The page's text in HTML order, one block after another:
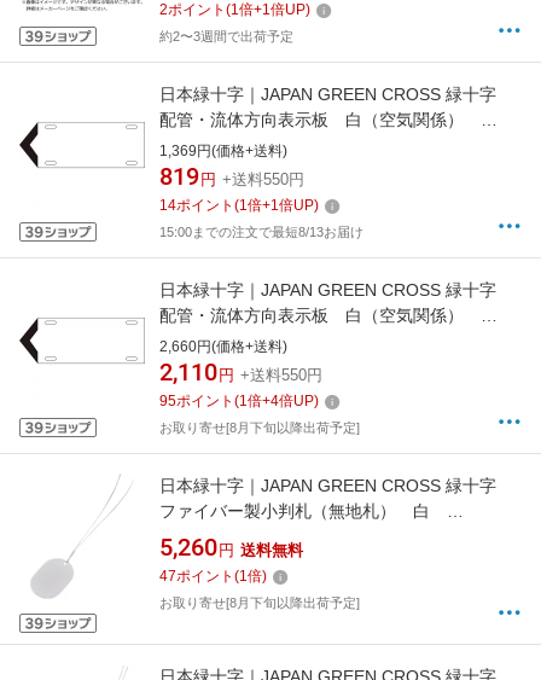
2ポイント (1倍+1倍UP)
約2〜3週間で出荷予定
日本緑十字｜JAPAN GREEN CROSS 緑十字
配管・流体方向表示板 白（空気関係）
80×210mm 軟硬質エンビ 174301
1,369円(価格+送料)
819 円 +送料550円
14ポイント (1倍+1倍UP)
15:00までの注文で最短8/13お届け
日本緑十字｜JAPAN GREEN CROSS 緑十字
配管・流体方向表示板 白（空気関係）
120×420mm 軟硬質エンビ 174101
2,660円(価格+送料)
2,110 円 +送料550円
95ポイント (1倍+4倍UP)
お取り寄せ[8月下旬以降出荷予定]
日本緑十字｜JAPAN GREEN CROSS 緑十字
ファイバー製小判札（無地札） 白
55×37mm 100枚組 ヒモ付 200314
5,260 円 送料無料
47ポイント (1倍)
お取り寄せ[8月下旬以降出荷予定]